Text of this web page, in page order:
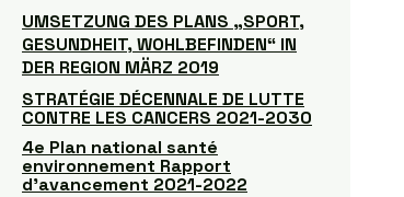
UMSETZUNG DES PLANS „SPORT,
GESUNDHEIT, WOHLBEFINDEN“ IN
DER REGION MÄRZ 2019
STRATÉGIE DÉCENNALE DE LUTTE
CONTRE LES CANCERS 2021-2030
4e Plan national santé
environnement Rapport
d'avancement 2021-2022